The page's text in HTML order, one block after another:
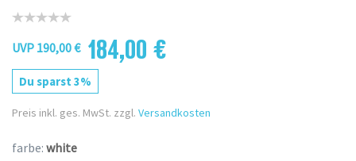
UVP 190,00 € 184,00 €
Du sparst 3%
Preis inkl. ges. MwSt. zzgl. Versandkosten
farbe: white